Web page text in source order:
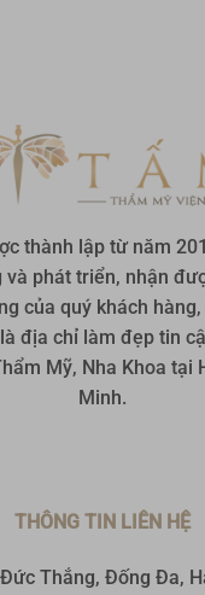
thành lập từ năm
và phát triển, nhận
của quý khách
địa chỉ làm đẹp tin
Mỹ, Nha Khoa tại
Minh.
THÔNG TIN LIÊN HỆ
Thắng, Đống Đa,